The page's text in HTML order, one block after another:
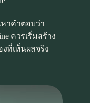
หาคำตอบว่า
ควรเริ่มสร้าง
ที่เห็นผลจริง